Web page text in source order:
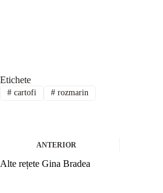
Etichete
#cartofi #rozmarin
ANTERIOR
Alte rețete Gina Bradea